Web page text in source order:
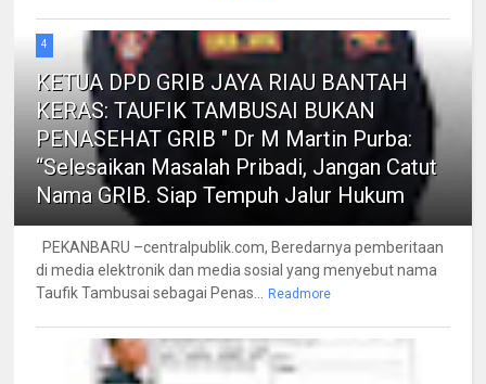
4
KETUA DPD GRIB JAYA RIAU BANTAH
KERAS: TAUFIK TAMBUSAI BUKAN
PENASEHAT GRIB " Dr M Martin Purba:
“Selesaikan Masalah Pribadi, Jangan Catut
Nama GRIB. Siap Tempuh Jalur Hukum
PEKANBARU –centralpublik.com, Beredarnya pemberitaan
di media elektronik dan media sosial yang menyebut nama
Taufik Tambusai sebagai Penas...
Readmore